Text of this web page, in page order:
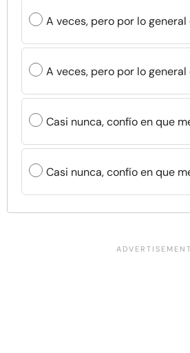
A veces, pero por lo
A veces, pero por lo
Casi nunca, confío en que
Casi nunca, confío en que